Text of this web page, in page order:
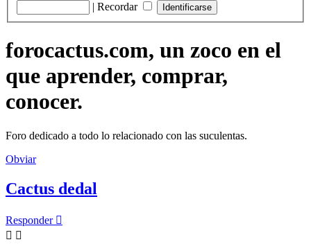
| Recordar
forocactus.com, un zoco en el
que aprender, comprar,
conocer.
Foro dedicado a todo lo relacionado con las suculentas.
Obviar
Cactus dedal
Responder